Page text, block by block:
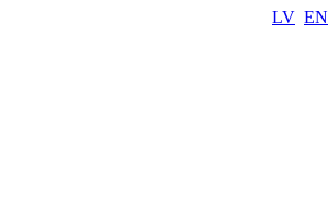
LV EN